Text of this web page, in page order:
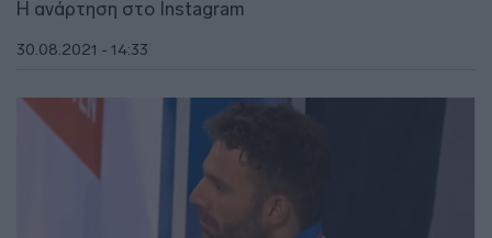
Η ανάρτηση στο Instagram
30.08.2021 - 14:33